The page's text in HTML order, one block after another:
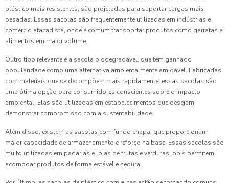
plástico mais resistentes, são projetadas para suportar cargas mais
pesadas. Essas sacolas são frequentemente utilizadas em indústrias e
comércio atacadista, onde é comum transportar produtos como garrafas e
alimentos em maior volume.
Outro tipo relevante é a sacola biodegradável, que têm ganhado
popularidade como uma alternativa ambientalmente amigável. Fabricadas
com materiais que se decompõem mais rapidamente, essas sacolas são
uma ótima opção para consumidores conscientes sobre o impacto
ambiental. Elas são utilizadas em estabelecimentos que desejam
demonstrar compromisso com a sustentabilidade.
Além disso, existem as sacolas com fundo chapa, que proporcionam
maior capacidade de armazenamento e reforço na base. Essas sacolas são
muito utilizadas em padarias e lojas de frutas e verduras, pois permitem
acomodar produtos de forma estável e segura.